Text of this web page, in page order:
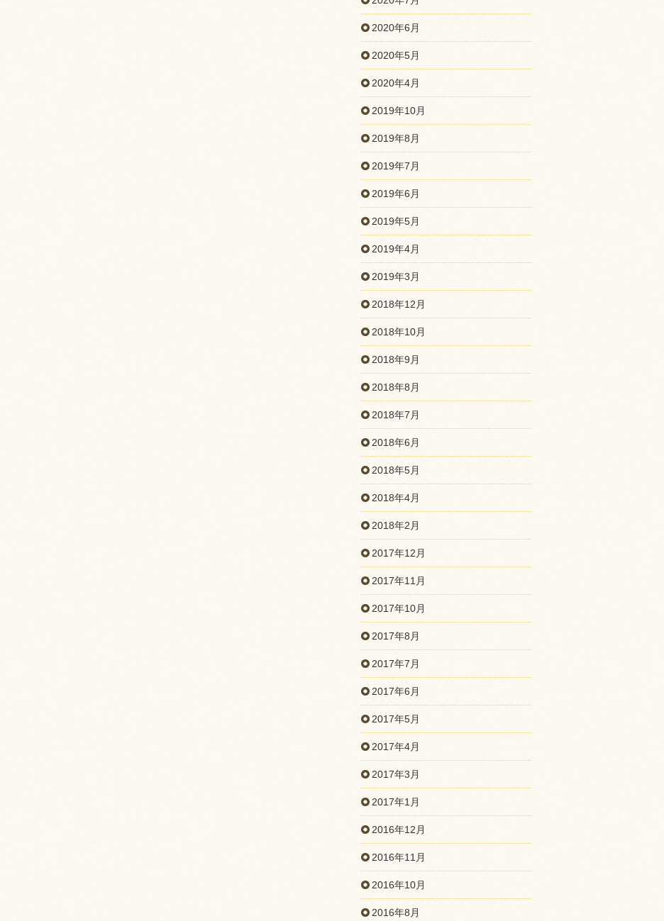
2020年6月
2020年5月
2020年4月
2019年10月
2019年8月
2019年7月
2019年6月
2019年5月
2019年4月
2019年3月
2018年12月
2018年10月
2018年9月
2018年8月
2018年7月
2018年6月
2018年5月
2018年4月
2018年2月
2017年12月
2017年11月
2017年10月
2017年8月
2017年7月
2017年6月
2017年5月
2017年4月
2017年3月
2017年1月
2016年12月
2016年11月
2016年10月
2016年8月